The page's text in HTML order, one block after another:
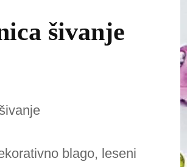
šivanje
blago, leseni